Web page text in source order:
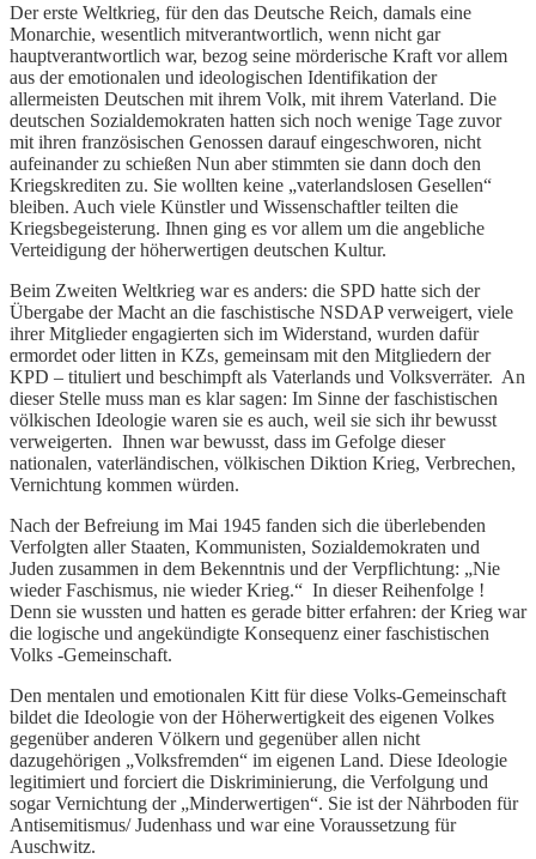
Der erste Weltkrieg, für den das Deutsche Reich, damals eine
Monarchie, wesentlich mitverantwortlich, wenn nicht gar
hauptverantwortlich war, bezog seine mörderische Kraft vor allem
aus der emotionalen und ideologischen Identifikation der
allermeisten Deutschen mit ihrem Volk, mit ihrem Vaterland. Die
deutschen Sozialdemokraten hatten sich noch wenige Tage zuvor
mit ihren französischen Genossen darauf eingeschworen, nicht
aufeinander zu schießen Nun aber stimmten sie dann doch den
Kriegskrediten zu. Sie wollten keine „vaterlandslosen Gesellen“
bleiben. Auch viele Künstler und Wissenschaftler teilten die
Kriegsbegeisterung. Ihnen ging es vor allem um die angebliche
Verteidigung der höherwertigen deutschen Kultur.
Beim Zweiten Weltkrieg war es anders: die SPD hatte sich der
Übergabe der Macht an die faschistische NSDAP verweigert, viele
ihrer Mitglieder engagierten sich im Widerstand, wurden dafür
ermordet oder litten in KZs, gemeinsam mit den Mitgliedern der
KPD – tituliert und beschimpft als Vaterlands und Volksverräter. An
dieser Stelle muss man es klar sagen: Im Sinne der faschistischen
völkischen Ideologie waren sie es auch, weil sie sich ihr bewusst
verweigerten. Ihnen war bewusst, dass im Gefolge dieser
nationalen, vaterländischen, völkischen Diktion Krieg, Verbrechen,
Vernichtung kommen würden.
Nach der Befreiung im Mai 1945 fanden sich die überlebenden
Verfolgten aller Staaten, Kommunisten, Sozialdemokraten und
Juden zusammen in dem Bekenntnis und der Verpflichtung: „Nie
wieder Faschismus, nie wieder Krieg.“ In dieser Reihenfolge !
Denn sie wussten und hatten es gerade bitter erfahren: der Krieg war
die logische und angekündigte Konsequenz einer faschistischen
Volks -Gemeinschaft.
Den mentalen und emotionalen Kitt für diese Volks-Gemeinschaft
bildet die Ideologie von der Höherwertigkeit des eigenen Volkes
gegenüber anderen Völkern und gegenüber allen nicht
dazugehörigen „Volksfremden“ im eigenen Land. Diese Ideologie
legitimiert und forciert die Diskriminierung, die Verfolgung und
sogar Vernichtung der „Minderwertigen“. Sie ist der Nährboden für
Antisemitismus/ Judenhass und war eine Voraussetzung für
Auschwitz.